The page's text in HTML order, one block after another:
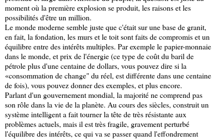
moment où la première explosion se produit, les raisons et les
possibilités d'être un million.
Le monde moderne semble juste que c'était sur une base de granit,
en fait, la fondation, les murs et le toit sont faits de compromis et un
équilibre entre des intérêts multiples. Par exemple le papier-monnaie
dans le monde, et prix de l'énergie (ce type de coût du baril de
pétrole plus d'une centaine de dollars, vous pouvez dire si la
«consommation de change" du réel, est différente dans une centaine
de fois), vous pouvez donner des exemples, et plus encore.
Parlant d'un gouvernement mondial, la majorité ne comprend pas
son rôle dans la vie de la planète. Au cours des siècles, construit un
système intelligent a fait tourner la tête de très résistante aux
problèmes actuels, mais il est très fragile, gravement perturbé
l'équilibre des intérêts, ce qui va se passer quand l'effondrement